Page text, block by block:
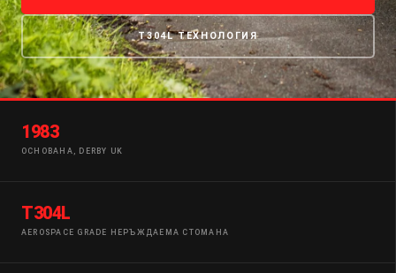
T304L ТЕХНОЛОГИЯ
1983
ОСНОВАНА, DERBY UK
T304L
AEROSPACE GRADE НЕРЪЖДАЕМА СТОМАНА